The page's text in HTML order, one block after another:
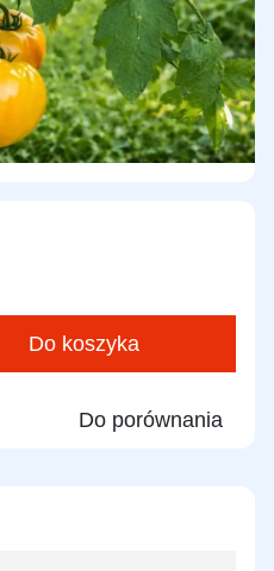
Do koszyka
Do porównania